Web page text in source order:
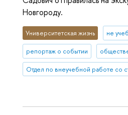
Новгороду.
Университетская жизнь не
репортаж о событии
Отдел по внеучебной работе со